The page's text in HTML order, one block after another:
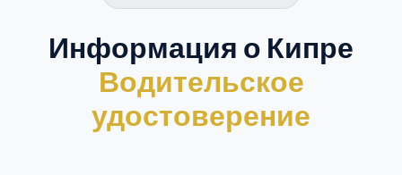
Информация о Кипре
Водительское
удостоверение